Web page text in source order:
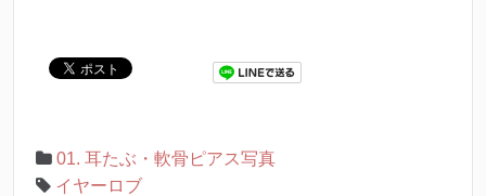
01. 耳たぶ・軟骨ピアス写真
イヤーロブ